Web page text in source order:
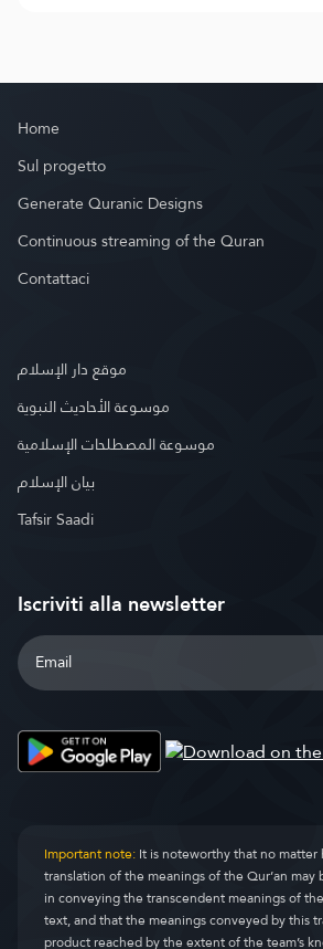
Home
Sul progetto
Generate Quranic Designs
Continuous streaming of the Quran
Contattaci
موقع دار الإسلام
موسوعة الأحاديث النبوية
موسوعة المصطلحات الإسلامية
بيان الإسلام
Tafsir Saadi
Iscriviti alla newsletter
Important note:It is noteworthy that no matter
translation of the meanings of the Qur’an
in conveying the transcendent meanings of
text, and that the meanings conveyed by this
product reached by the extent of the team’s